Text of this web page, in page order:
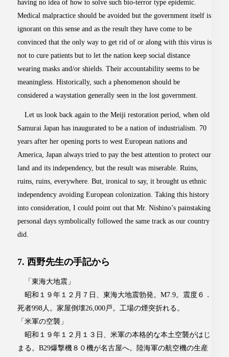
having no idea of how to solve such bio-terror type epidemic.
Medical malpractice should be avoided but the government itself is
ignorant on this sense and as the result they have come to be
convinced that the only way to get rid of or along with this virus is
not to cure patients but to let the nation keep social distance
wearing masks and/or shields. Their accountability seems to be
meaningless. Historically, such a phenomenon should be
considered a waystation generally seen in the lost government.
Let us look back again to the Meiji restoration period, when old
Samurai Japan has inaugurated to be a nation of industrialism. 70
years after her opening ports to west European nations and
America, Japan always tried to pay the best attention to protect our
land and its independency, but the result was miserable. Ruins,
ruins, ruins, everywhere. But, ironical to say, it brought us ethnic
independency avoiding European colonization. Taking this history
into consideration, I could point out that Mr. Nishino’s painstaking
personal days symbolically followed the same track as our country
did.
7. 西野先生の手記から
「東海大地震」
昭和１９年１２月７日、東海大地震勃発。M7.9。震度６．
死者998人。家屋倒壊26,000戸。工場の煙突折れる。
「米軍の空襲」
昭和１９年１２月１３日、米軍の本格的な本土空襲がはじ
まる。B29爆撃機８０機が名古屋へ。陸海軍の航空機の生産